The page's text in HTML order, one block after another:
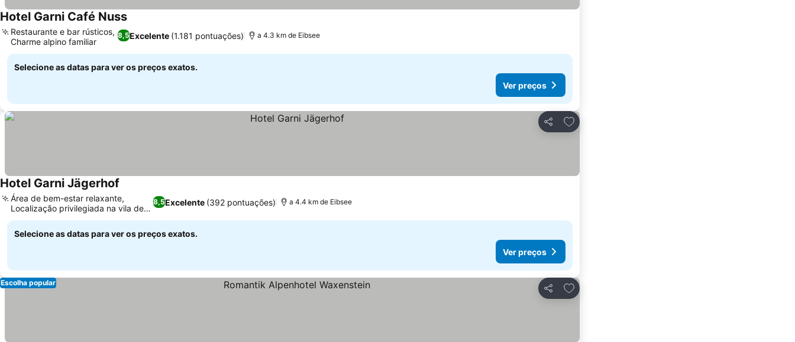
Hotel Garni Café NussVer preços
8,5Excelente (1.181 pontuações)
Restaurante e bar rústicos,
Charme alpino familiar
a 4.3 km de Eibsee
Selecione as datas para ver os preços exatos.
Ver preços
Partilhar
Adicionar aos favoritos
Hotel Garni Jägerhof
8,5Excelente (392 pontuações)
Área de bem-estar relaxante,
Localização privilegiada na vila de
Grainau
a 4.4 km de Eibsee
Selecione as datas para ver os preços exatos.
Ver preços
Partilhar
Adicionar aos favoritos
Escolha popular